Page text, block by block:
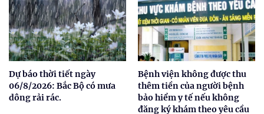
Dự báo thời tiết ngày
06/8/2026: Bắc Bộ có mưa
dông rải rác.
Bệnh viện không được thu
thêm tiền của người bệnh
bảo hiểm y tế nếu không
đăng ký khám theo yêu cầu